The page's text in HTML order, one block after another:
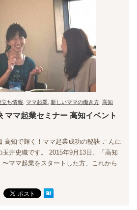
立ち情報 ママ起業 新しいママの働き方 高知
ママ起業セミナー 高知イベント
高知で輝く！ママ起業成功の秘訣 こんに
井史織です。 2015年9月13日、「高知
ママ起業をスタートした方、これから